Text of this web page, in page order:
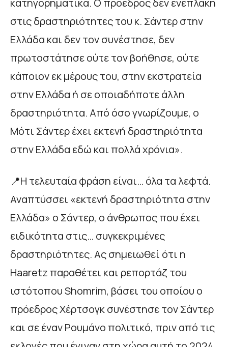
κατηγορηματικά. Ο πρόεδρος δεν ενεπλάκη
στις δραστηριότητες του κ. Σάντερ στην
Ελλάδα και δεν τον συνέστησε, δεν
πρωτοστάτησε ούτε τον βοήθησε, ούτε
κάποιον εκ μέρους του, στην εκστρατεία
στην Ελλάδα ή σε οποιαδήποτε άλλη
δραστηριότητα. Από όσο γνωρίζουμε, ο
Μότι Σάντερ έχει εκτενή δραστηριότητα
στην Ελλάδα εδώ και πολλά χρόνια».
📍Η τελευταία φράση είναι… όλα τα λεφτά.
Αναπτύσσει «εκτενή δραστηριότητα στην
Ελλάδα» ο Σάντερ, ο άνθρωπος που έχει
ειδικότητα στις… συγκεκριμένες
δραστηριότητες. Ας σημειωθεί ότι η
Haaretz παραθέτει και ρεπορτάζ του
ιστότοπου Shomrim, βάσει του οποίου ο
πρόεδρος Χέρτσογκ συνέστησε τον Σάντερ
και σε έναν Ρουμάνο πολιτικό, πριν από τις